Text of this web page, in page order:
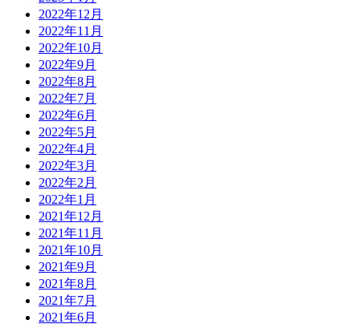
2022年12月
2022年11月
2022年10月
2022年9月
2022年8月
2022年7月
2022年6月
2022年5月
2022年4月
2022年3月
2022年2月
2022年1月
2021年12月
2021年11月
2021年10月
2021年9月
2021年8月
2021年7月
2021年6月